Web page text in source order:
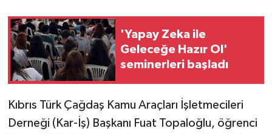
'Yapay Zeka ile
Geleceğe Hazır Ol'
seminerleri başladı
Kıbrıs Türk Çağdaş Kamu Araçları İşletmecileri
Derneği (Kar-İş) Başkanı Fuat Topaloğlu, öğrenci
LEFKOŞA
MAGAZİN
Nöbetçi Eczaneler
ÖZEL HABER